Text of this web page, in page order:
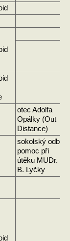
otec Adolfa
Opálky (Out
Distance)
sokolský odboj,
pomoc při
útěku MUDr.
B. Lyčky